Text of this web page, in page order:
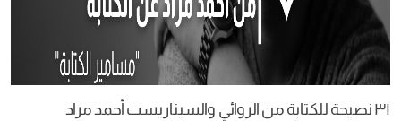
٣١ نصيحة للكتابة من الروائي والسيناريست أحمد مراد